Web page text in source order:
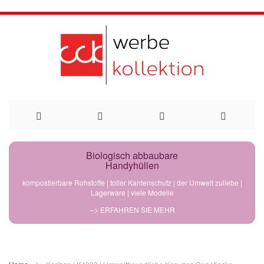
Direkt
Biologisch abbaubare
Handyhüllen
kompostierbare Rohstoffe | toller Kantenschutz | der Umwelt zuliebe |
Lagerware | viele Modelle
--> ERFAHREN SIE MEHR